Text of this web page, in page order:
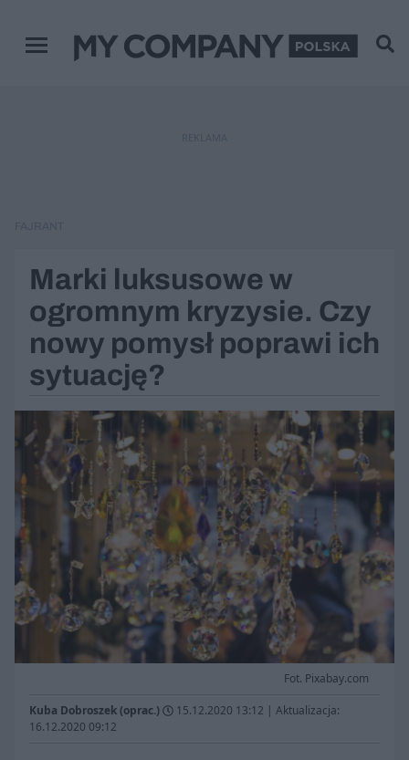
Menu główne
Marki luksusowe w
ogromnym kryzysie. Czy
nowy pomysł poprawi ich
sytuację?
Fot. Pixabay.com
Kuba Dobroszek (oprac.) 15.12.2020 13:12 | Aktualizacja:
16.12.2020 09:12